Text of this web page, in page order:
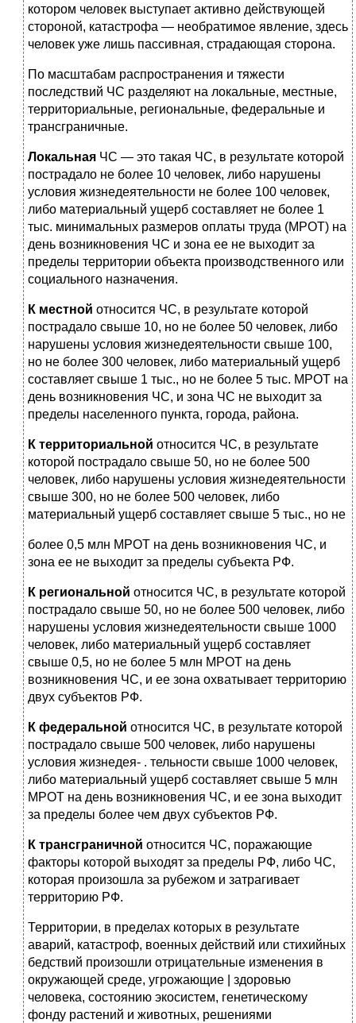
котором человек выступает активно действующей
стороной, катастрофа — необратимое явление, здесь
человек уже лишь пассивная, страдающая сторона.
По масштабам распространения и тяжести
последствий ЧС разделяют на локальные, местные,
территориальные, регио­нальные, федеральные и
трансграничные.
Локальная ЧС — это такая ЧС, в результате которой
пост­радало не более 10 человек, либо нарушены
условия жизнеде­ятельности не более 100 человек,
либо материальный ущерб составляет не более 1
тыс. минимальных размеров оплаты труда (МРОТ) на
день возникновения ЧС и зона ее не выходит за
пределы территории объекта производственного или
социаль­ного назначения.
К местной относится ЧС, в результате которой
пострадало свыше 10, но не более 50 человек, либо
нарушены условия жизнедеятельности свыше 100,
но не более 300 человек, либо материальный ущерб
составляет свыше 1 тыс., но не более 5 тыс. МРОТ на
день возникновения ЧС, и зона ЧС не выхо­дит за
пределы населенного пункта, города, района.
К территориальной относится ЧС, в результате
которой по­страдало свыше 50, но не более 500
человек, либо нарушены условия жизнедеятельности
свыше 300, но не более 500 чело­век, либо
материальный ущерб составляет свыше 5 тыс., но не
более 0,5 млн МРОТ на день возникновения ЧС, и
зона ее не выходит за пределы субъекта РФ.
К региональной относится ЧС, в результате которой
постра­дало свыше 50, но не более 500 человек, либо
нарушены усло­вия жизнедеятельности свыше 1000
человек, либо материаль­ный ущерб составляет
свыше 0,5, но не более 5 млн МРОТ на день
возникновения ЧС, и ее зона охватывает территорию
двух субъектов РФ.
К федеральной относится ЧС, в результате которой
постра­дало свыше 500 человек, либо нарушены
условия жизнедея- . тельности свыше 1000 человек,
либо материальный ущерб со­ставляет свыше 5 млн
МРОТ на день возникновения ЧС, и ее зона выходит
за пределы более чем двух субъектов РФ.
К трансграничной относится ЧС, поражающие
факторы ко­торой выходят за пределы РФ, либо ЧС,
которая произошла за рубежом и затрагивает
территорию РФ.
Территории, в пределах которых в результате
аварий, ката­строф, военных действий или стихийных
бедствий произошли отрицательные изменения в
окружающей среде, угрожающие | здоровью
человека, состоянию экосистем, генетическому
фонду растений и животных, решениями